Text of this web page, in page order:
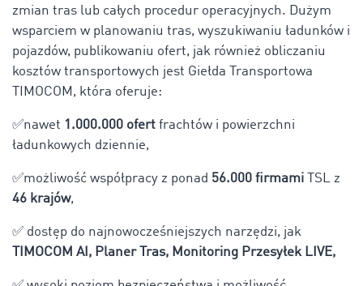
zmian tras lub całych procedur operacyjnych. Dużym
wsparciem w planowaniu tras, wyszukiwaniu ładunków i
pojazdów, publikowaniu ofert, jak również obliczaniu
kosztów transportowych jest Giełda Transportowa
TIMOCOM, która oferuje:
✅nawet 1.000.000 ofert frachtów i powierzchni
ładunkowych dziennie,
✅możliwość współpracy z ponad 56.000 firmami TSL z
46 krajów,
✅ dostęp do najnowocześniejszych narzędzi, jak
TIMOCOM AI, Planer Tras, Monitoring Przesyłek LIVE,